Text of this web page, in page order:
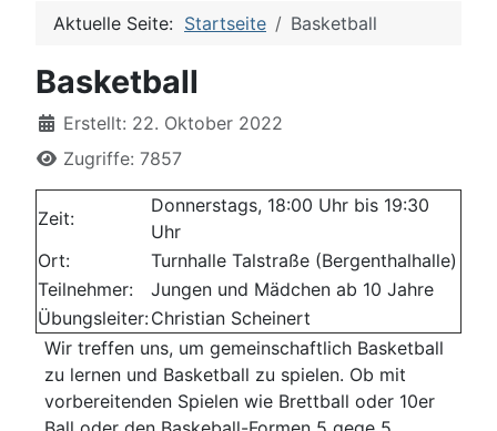
Aktuelle Seite: Startseite Basketball
Basketball
DetailsErstellt: 22. Oktober 2022
Zugriffe: 7857
Zeit:
Donnerstags, 18:00 Uhr bis 19:30
Uhr
Ort:
Turnhalle Talstraße (Bergenthalhalle)
Teilnehmer:
Jungen und Mädchen ab 10 Jahre
Übungsleiter:Christian Scheinert
Wir treffen uns, um gemeinschaftlich Basketball
zu lernen und Basketball zu spielen. Ob mit
vorbereitenden Spielen wie Brettball oder 10er